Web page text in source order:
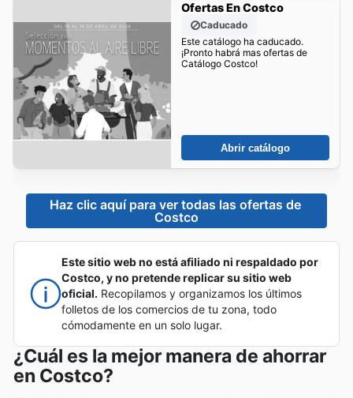
Ofertas En Costco
Caducado
Este catálogo ha caducado.
¡Pronto habrá mas ofertas de
Catálogo Costco!
Abrir catálogo
Haz clic aquí para ver todas las ofertas de
Costco
Este sitio web no está afiliado ni respaldado por
Costco, y no pretende replicar su sitio web
oficial. Recopilamos y organizamos los últimos
folletos de los comercios de tu zona, todo
cómodamente en un solo lugar.
¿Cuál es la mejor manera de ahorrar
en Costco?